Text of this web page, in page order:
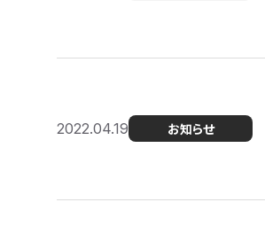
2022.04.19 お知らせ